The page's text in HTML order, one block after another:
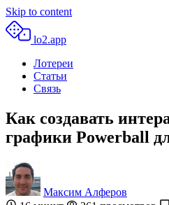
Skip to content
lo2.app
Лотереи
Статьи
Связь
Как создавать
графики Powerball
Максим Алферов